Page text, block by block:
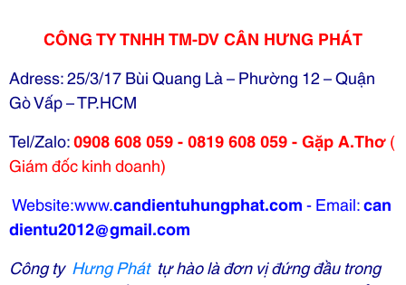
CÔNG TY TNHH TM-DV CÂN HƯNG PHÁT
Adress: 25/3/17 Bùi Quang Là – Phường 12 – Quận
Gò Vấp – TP.HCM
Tel/Zalo:0908 608 059 - 0819 608 059 - Gặp A.Thơ(
Giám đốc kinh doanh)
Website:www.candientuhungphat.com-Email:can
dientu2012@gmail.com
Công ty Hưng Phát tự hào là đơn vị đứng đầu trong